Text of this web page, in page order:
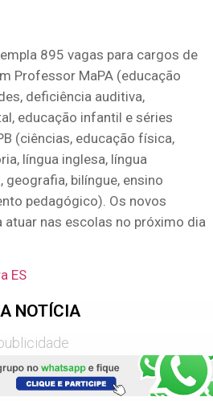
895 vagas para cargos de
Professor MaPA (educação
deficiência auditiva,
educação infantil e séries
(ciências, educação física,
língua inglesa, língua
bilíngue, ensino
pedagógico). Os novos
nas escolas no próximo dia
ES
NOTÍCIA